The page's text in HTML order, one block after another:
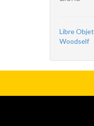
Libre Objet
Woodself